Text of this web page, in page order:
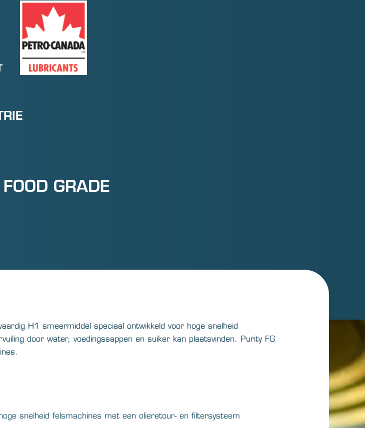
PC
GRADE
H1 smeermiddel speciaal ontwikkeld voor hoge snelheid
door water, voedingssappen en suiker kan plaatsvinden. Purity FG
snelheid felsmachines met een olieretour- en filtersysteem